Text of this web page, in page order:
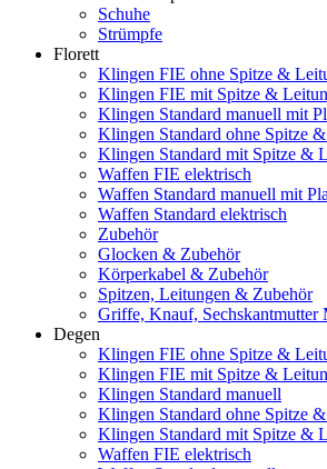
Schuhe
Strümpfe
Florett
Klingen FIE ohne Spitze &
Klingen FIE mit Spitze &
Klingen Standard manuell mit
Klingen Standard ohne Spitze
Klingen Standard mit Spitze &
Waffen FIE elektrisch
Waffen Standard manuell mit
Waffen Standard elektrisch
Zubehör
Glocken & Zubehör
Körperkabel & Zubehör
Spitzen, Leitungen & Zubehör
Griffe, Knauf, Sechskantmutter
Degen
Klingen FIE ohne Spitze &
Klingen FIE mit Spitze &
Klingen Standard manuell
Klingen Standard ohne Spitze
Klingen Standard mit Spitze &
Waffen FIE elektrisch